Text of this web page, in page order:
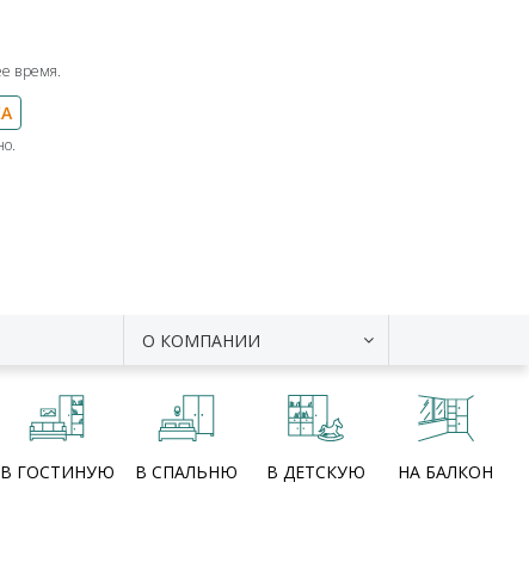
время.
О КОМПАНИИ
В ГОСТИНУЮ В СПАЛЬНЮ В ДЕТСКУЮ НА БАЛКОН